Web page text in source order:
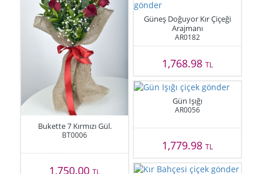
Bukette 7 Kırmızı Gül.
BT0006
1,750.00TL
Güneş Doğuyor Kır Çiçeği
Arajmanı
AR0182
1,768.98 TL
Gün Işığı
AR0056
1,779.98 TL